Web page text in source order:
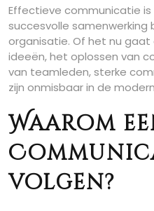
Effectieve communicatie
succesvolle samenwerking
organisatie. Of het nu
ideeën, het oplossen van
van teamleden, sterke
zijn onmisbaar in de
Waarom
volgen?